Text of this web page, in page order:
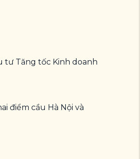
tư Tăng tốc Kinh doanh
điểm cầu Hà Nội và